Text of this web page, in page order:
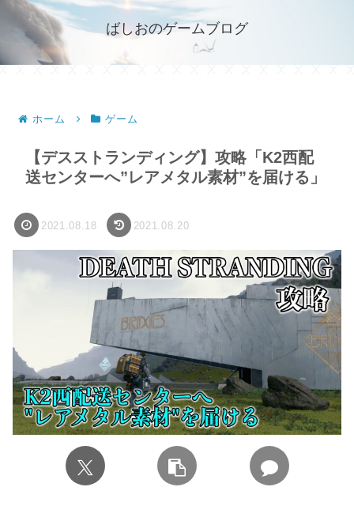
ばしおのゲームブログ
ホーム ゲーム
【デスストランディング】攻略「K2西配
送センターへ”レアメタル素材”を届ける」
2021.08.18 2021.08.20